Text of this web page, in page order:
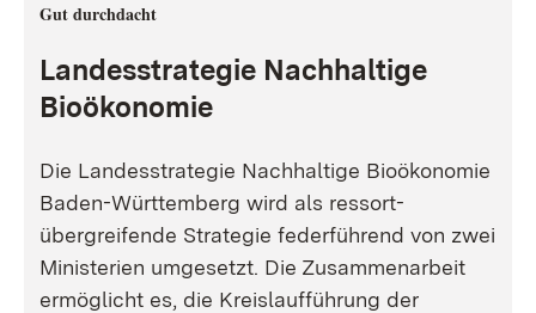
Gut durchdacht
Landesstrategie Nachhaltige
Bioökonomie
Die Landesstrategie Nachhaltige Bioökonomie
Baden-Württemberg wird als ressort-
übergreifende Strategie federführend von zwei
Ministerien umgesetzt. Die Zusammenarbeit
ermöglicht es, die Kreislaufführung der